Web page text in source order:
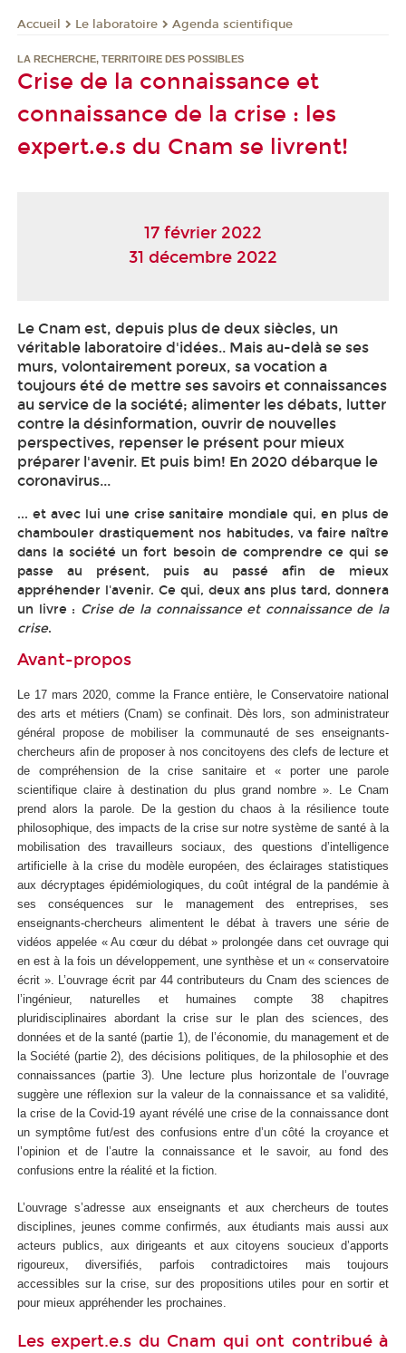
Accueil Le laboratoire Agenda scientifique
LA RECHERCHE, TERRITOIRE DES POSSIBLES
Crise de la connaissance et
connaissance de la crise : les
expert.e.s du Cnam se livrent!
17 février 2022
31 décembre 2022
Le Cnam est, depuis plus de deux siècles, un
véritable laboratoire d'idées.. Mais au-delà se ses
murs, volontairement poreux, sa vocation a
toujours été de mettre ses savoirs et connaissances
au service de la société; alimenter les débats, lutter
contre la désinformation, ouvrir de nouvelles
perspectives, repenser le présent pour mieux
préparer l'avenir. Et puis bim! En 2020 débarque le
coronavirus...
... et avec lui une crise sanitaire mondiale qui, en plus de
chambouler drastiquement nos habitudes, va faire naître
dans la société un fort besoin de comprendre ce qui se
passe au présent, puis au passé afin de mieux
appréhender l'avenir. Ce qui, deux ans plus tard, donnera
un livre : Crise de la connaissance et connaissance de la
crise.
Avant-propos
Le 17 mars 2020, comme la France entière, le Conservatoire national
des arts et métiers (Cnam) se confinait. Dès lors, son administrateur
général propose de mobiliser la communauté de ses enseignants-
chercheurs afin de proposer à nos concitoyens des clefs de lecture et
de compréhension de la crise sanitaire et « porter une parole
scientifique claire à destination du plus grand nombre ». Le Cnam
prend alors la parole. De la gestion du chaos à la résilience toute
philosophique, des impacts de la crise sur notre système de santé à la
mobilisation des travailleurs sociaux, des questions d’intelligence
artificielle à la crise du modèle européen, des éclairages statistiques
aux décryptages épidémiologiques, du coût intégral de la pandémie à
ses conséquences sur le management des entreprises, ses
enseignants-chercheurs alimentent le débat à travers une série de
vidéos appelée « Au cœur du débat » prolongée dans cet ouvrage qui
en est à la fois un développement, une synthèse et un « conservatoire
écrit ». L’ouvrage écrit par 44 contributeurs du Cnam des sciences de
l’ingénieur, naturelles et humaines compte 38 chapitres
pluridisciplinaires abordant la crise sur le plan des sciences, des
données et de la santé (partie 1), de l’économie, du management et de
la Société (partie 2), des décisions politiques, de la philosophie et des
connaissances (partie 3). Une lecture plus horizontale de l’ouvrage
suggère une réflexion sur la valeur de la connaissance et sa validité,
la crise de la Covid-19 ayant révélé une crise de la connaissance dont
un symptôme fut/est des confusions entre d’un côté la croyance et
l’opinion et de l’autre la connaissance et le savoir, au fond des
confusions entre la réalité et la fiction.
L’ouvrage s’adresse aux enseignants et aux chercheurs de toutes
disciplines, jeunes comme confirmés, aux étudiants mais aussi aux
acteurs publics, aux dirigeants et aux citoyens soucieux d’apports
rigoureux, diversifiés, parfois contradictoires mais toujours
accessibles sur la crise, sur des propositions utiles pour en sortir et
pour mieux appréhender les prochaines.
Les expert.e.s du Cnam qui ont contribué à